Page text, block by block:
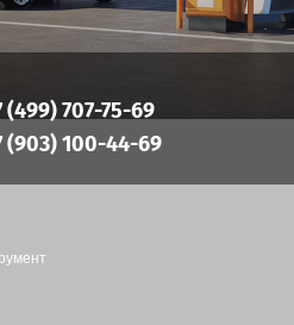
(499) 707-75-69
(903) 100-44-69